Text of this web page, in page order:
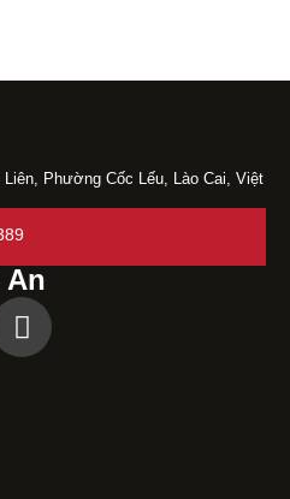
Phường Cốc Lếu, Lào Cai, Việt